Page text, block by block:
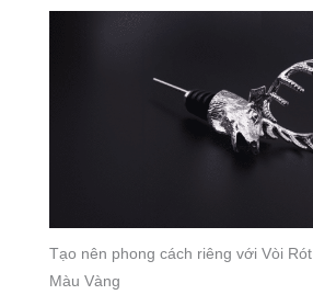
Tạo nên phong cách riêng với Vòi
Màu Vàng